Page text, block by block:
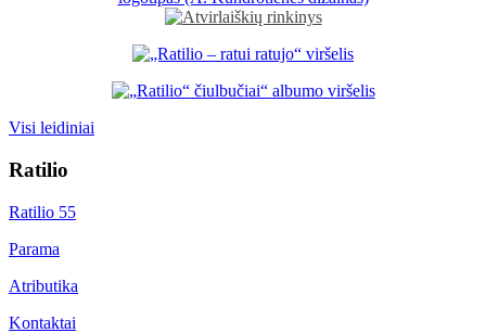
Visi leidiniai
Ratilio
Ratilio 55
Parama
Atributika
Kontaktai